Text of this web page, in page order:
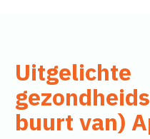
Uitgelichte
buurt van)